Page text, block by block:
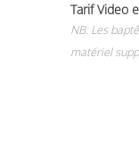
Tarif Video
NB: Les
matériel